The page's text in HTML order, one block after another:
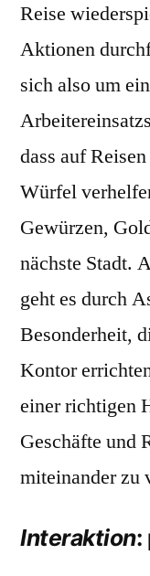
Reise
Aktionen
sich also um
dass auf
Würfel
Gewürzen,
nächste Stadt.
geht es durch
Besonderheit,
Kontor
einer richtigen
Geschäfte und
miteinander zu
Interaktion: